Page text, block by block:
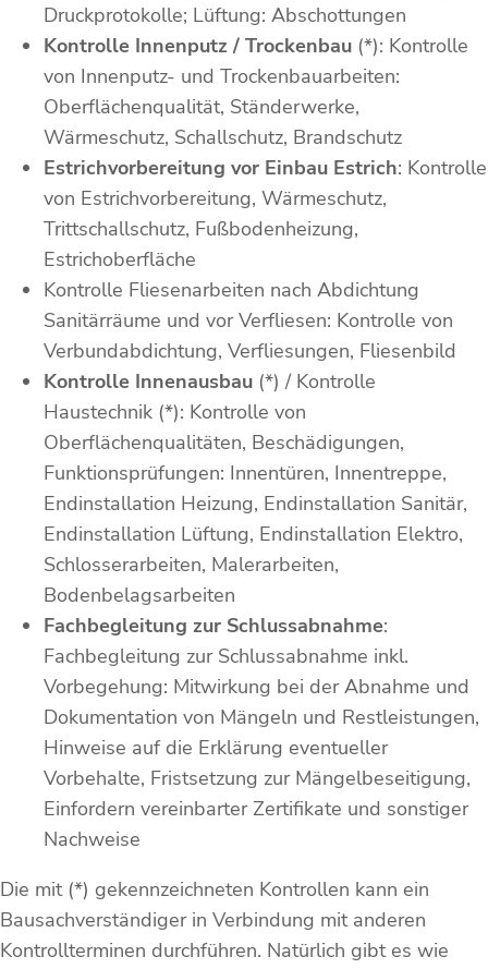
Druckprotokolle; Lüftung: Abschottungen
Kontrolle Innenputz / Trockenbau (*): Kontrolle
von Innenputz- und Trockenbauarbeiten:
Oberflächenqualität, Ständerwerke,
Wärmeschutz, Schallschutz, Brandschutz
Estrichvorbereitung vor Einbau Estrich: Kontrolle
von Estrichvorbereitung, Wärmeschutz,
Trittschallschutz, Fußbodenheizung,
Estrichoberfläche
Kontrolle Fliesenarbeiten nach Abdichtung
Sanitärräume und vor Verfliesen: Kontrolle von
Verbundabdichtung, Verfliesungen, Fliesenbild
Kontrolle Innenausbau (*) / Kontrolle
Haustechnik (*): Kontrolle von
Oberflächenqualitäten, Beschädigungen,
Funktionsprüfungen: Innentüren, Innentreppe,
Endinstallation Heizung, Endinstallation Sanitär,
Endinstallation Lüftung, Endinstallation Elektro,
Schlosserarbeiten, Malerarbeiten,
Bodenbelagsarbeiten
Fachbegleitung zur Schlussabnahme:
Fachbegleitung zur Schlussabnahme inkl.
Vorbegehung: Mitwirkung bei der Abnahme und
Dokumentation von Mängeln und Restleistungen,
Hinweise auf die Erklärung eventueller
Vorbehalte, Fristsetzung zur Mängelbeseitigung,
Einfordern vereinbarter Zertifikate und sonstiger
Nachweise
Die mit (*) gekennzeichneten Kontrollen kann ein
Bausachverständiger in Verbindung mit anderen
Kontrollterminen durchführen. Natürlich gibt es wie